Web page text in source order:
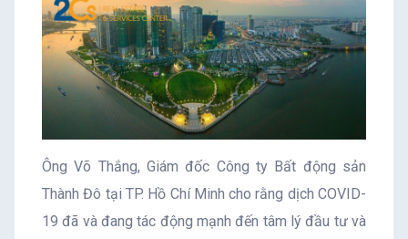
Ông Võ Thắng, Giám đốc Công ty Bất động sản
Thành Đô tại TP. Hồ Chí Minh cho rằng dịch COVID-
19 đã và đang tác động mạnh đến tâm lý đầu tư và